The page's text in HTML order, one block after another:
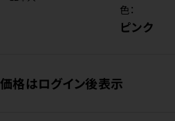
色：
ピンク
価格はログイン後表示